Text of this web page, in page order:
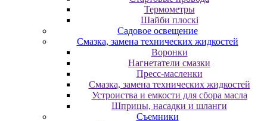
Термометры
Шайби плоскі
Садовое освещение
Смазка, замена технических жидкостей
Воронки
Нагнетатели смазки
Пресс-масленки
Смазка, замена технических жидкостей
Устроиства и емкости для сбора масла
Шприцы, насадки и шланги
Съемники